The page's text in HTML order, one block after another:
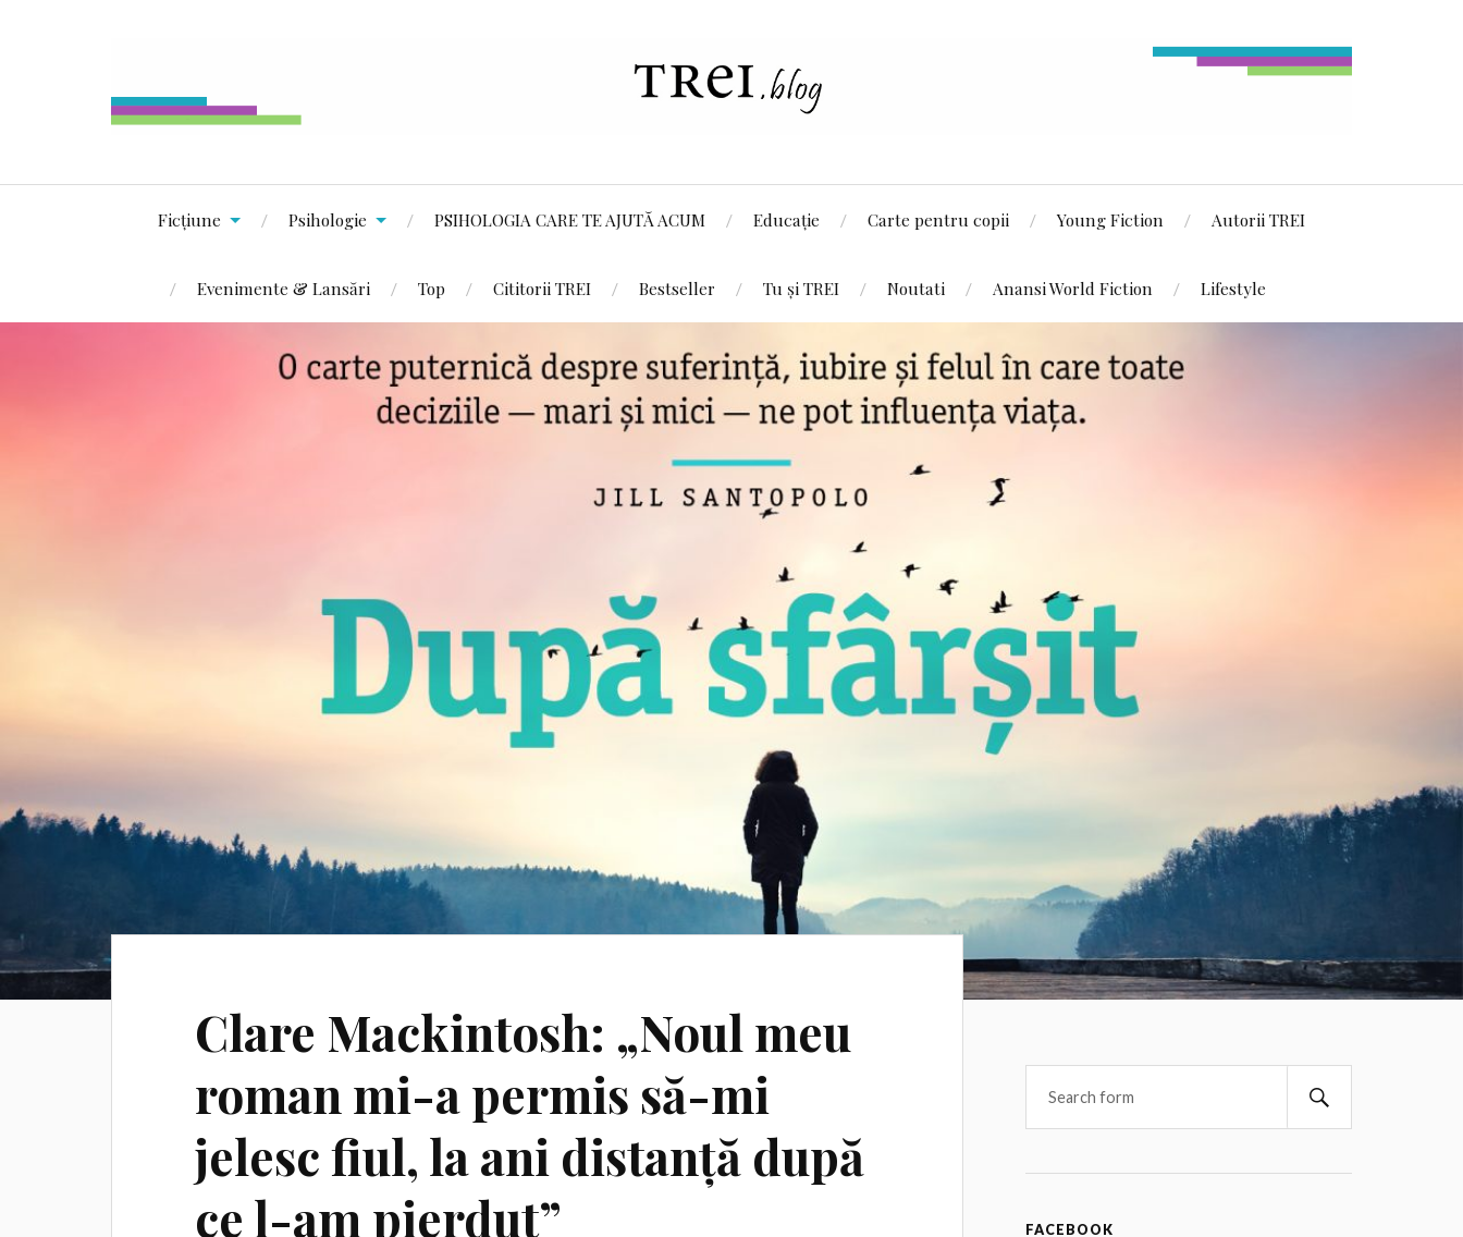
Ficțiune Psihologie PSIHOLOGIA CARE TE AJUTĂ ACUM Educație Carte pentru copii Young Fiction Autorii TREI
Evenimente & Lansări Top Cititorii TREI Bestseller Tu și TREI Noutati Anansi World Fiction Lifestyle
Clare Mackintosh: „Noul meu
roman mi-a permis să-mi
jelesc fiul, la ani distanță după
ce l-am pierdut”
FACEBOOK